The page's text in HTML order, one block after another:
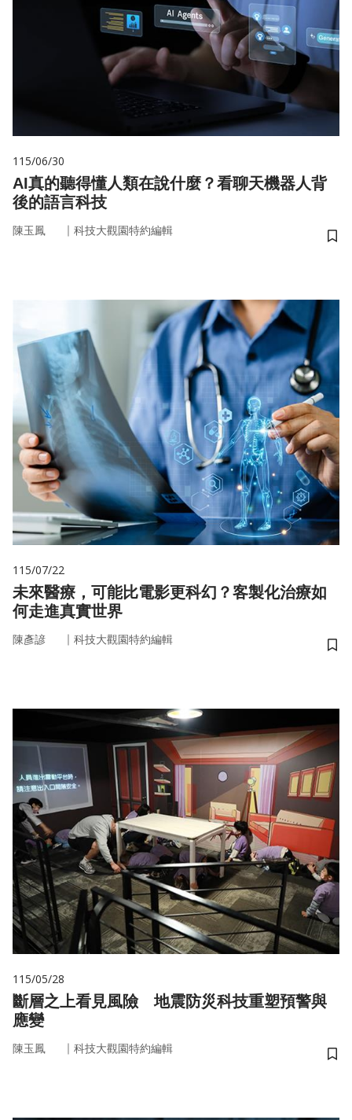
115/06/30
AI真的聽得懂人類在說什麼？看聊天機器人背
後的語言科技
陳玉鳳 ｜ 科技大觀園特約編輯
儲
115/07/22
未來醫療，可能比電影更科幻？客製化治療如
何走進真實世界
陳彥諺 ｜ 科技大觀園特約編輯
儲
115/05/28
斷層之上看見風險 地震防災科技重塑預警與
應變
陳玉鳳 ｜ 科技大觀園特約編輯
儲